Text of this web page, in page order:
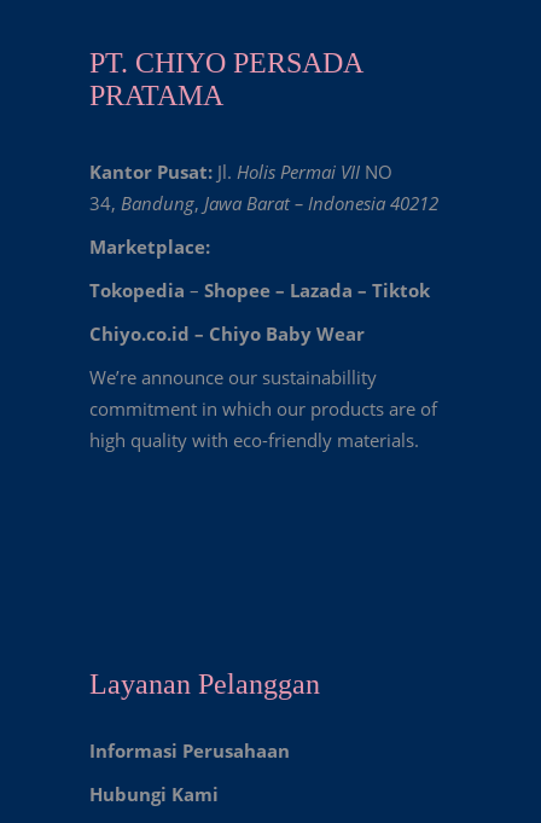
PT. CHIYO PERSADA
PRATAMA
Kantor Pusat: Jl. Holis Permai VII NO
34, Bandung, Jawa Barat – Indonesia 40212
Marketplace:
Tokopedia – Shopee – Lazada – Tiktok
Chiyo.co.id – Chiyo Baby Wear
We’re announce our sustainabillity
commitment in which our products are of
high quality with eco-friendly materials.
Layanan Pelanggan
Informasi Perusahaan
Hubungi Kami